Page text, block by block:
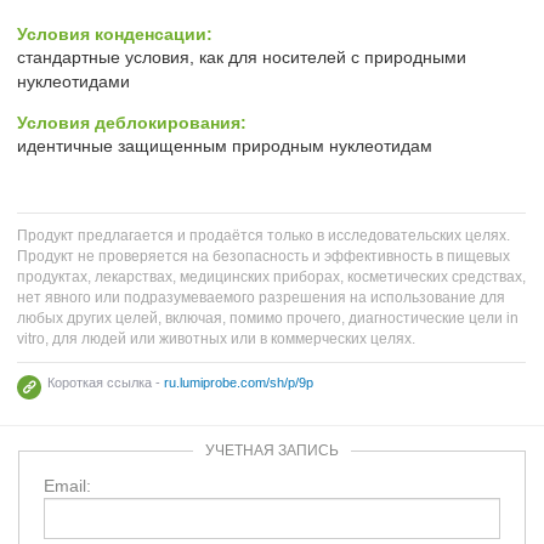
Условия конденсации:
стандартные условия, как для носителей с природными
нуклеотидами
Условия деблокирования:
идентичные защищенным природным нуклеотидам
Продукт предлагается и продаётся только в исследовательских целях.
Продукт не проверяется на безопасность и эффективность в пищевых
продуктах, лекарствах, медицинских приборах, косметических средствах,
нет явного или подразумеваемого разрешения на использование для
любых других целей, включая, помимо прочего, диагностические цели in
vitro, для людей или животных или в коммерческих целях.
Короткая ссылка - ru.lumiprobe.com/sh/p/9p
УЧЕТНАЯ ЗАПИСЬ
Email: